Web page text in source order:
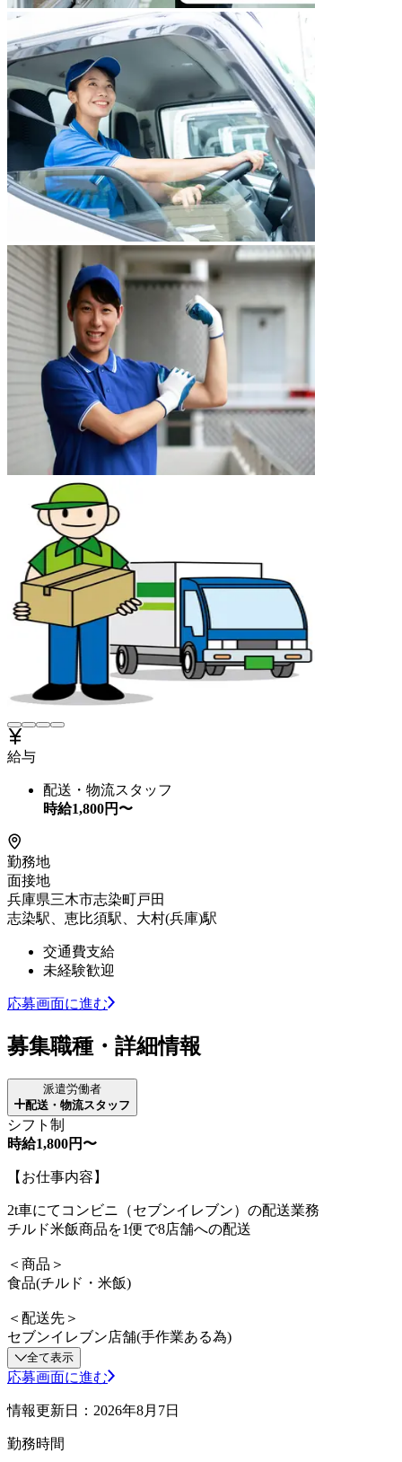
給与
配送・物流スタッフ
時給1,800円〜
勤務地
面接地
兵庫県三木市志染町戸田
志染駅、恵比須駅、大村(兵庫)駅
交通費支給
未経験歓迎
応募画面に進む
募集職種・詳細情報
派遣労働者
配送・物流スタッフ
シフト制
時給1,800円〜
【お仕事内容】
2t車にてコンビニ（セブンイレブン）の配送業務
チルド米飯商品を1便で8店舗への配送
＜商品＞
食品(チルド・米飯)
＜配送先＞
セブンイレブン店舗(手作業ある為)
全て表示
応募画面に進む
情報更新日：2026年8月7日
勤務時間